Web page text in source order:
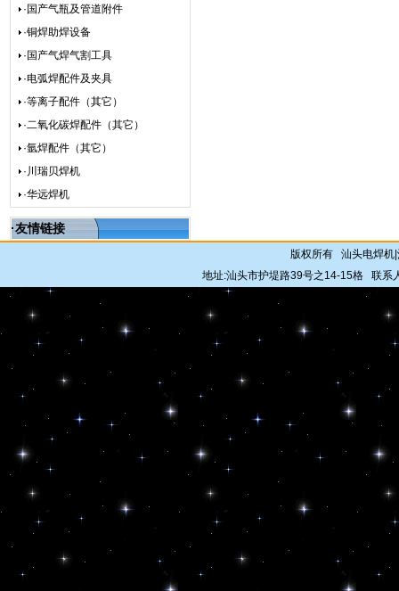
·国产气瓶及管道附件
·铜焊助焊设备
·国产气焊气割工具
·电弧焊配件及夹具
·等离子配件（其它）
·二氧化碳焊配件（其它）
·氩焊配件（其它）
·川瑞贝焊机
·华远焊机
·友情链接
版权所有 汕头电焊机
地址:汕头市护堤路39号之14-15格 联